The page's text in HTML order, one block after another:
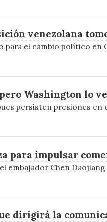
venezolana
el cambio político en
Washington lo
persisten presiones en
para impulsar
embajador Chen
dirigirá la